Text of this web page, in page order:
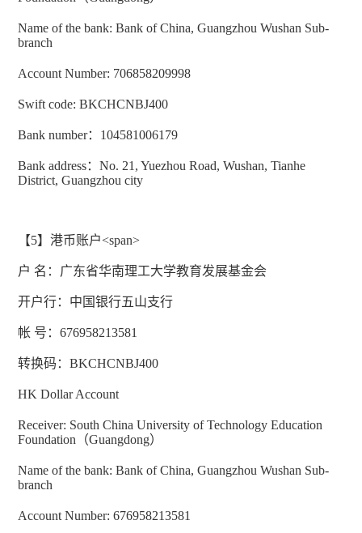
Name of the bank: Bank of China, Guangzhou Wushan Sub-
branch
Account Number: 706858209998
Swift code: BKCHCNBJ400
Bank number： 104581006179
Bank address：No. 21, Yuezhou Road, Wushan, Tianhe
District, Guangzhou city
【5】港币账户<span>
户 名：广东省华南理工大学教育发展基金会
开户行：中国银行五山支行
帐 号：676958213581
转换码：BKCHCNBJ400
HK Dollar Account
Receiver: South China University of Technology Education
Foundation （Guangdong）
Name of the bank: Bank of China, Guangzhou Wushan Sub-
branch
Account Number: 676958213581